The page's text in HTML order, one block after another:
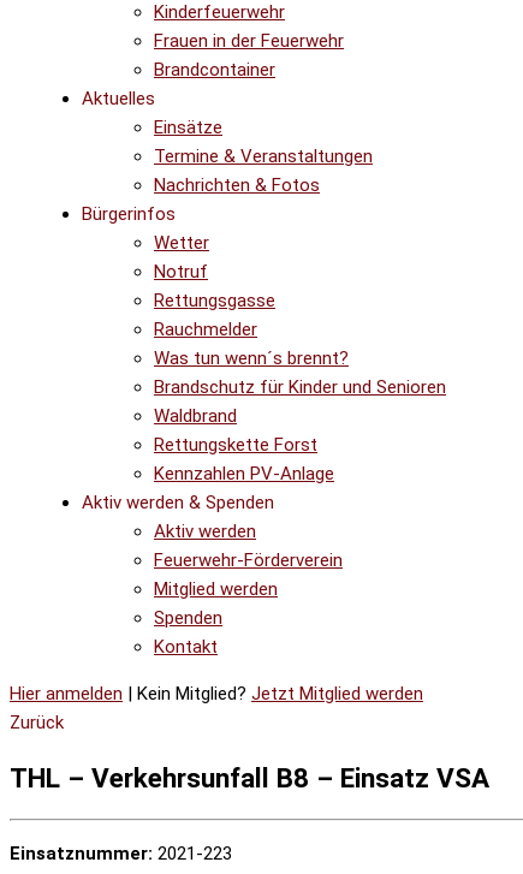
Kinderfeuerwehr
Frauen in der Feuerwehr
Brandcontainer
Aktuelles
Einsätze
Termine & Veranstaltungen
Nachrichten & Fotos
Bürgerinfos
Wetter
Notruf
Rettungsgasse
Rauchmelder
Was tun wenn´s brennt?
Brandschutz für Kinder und Senioren
Waldbrand
Rettungskette Forst
Kennzahlen PV-Anlage
Aktiv werden & Spenden
Aktiv werden
Feuerwehr-Förderverein
Mitglied werden
Spenden
Kontakt
Hier anmelden | Kein Mitglied? Jetzt Mitglied werden
Zurück
THL – Verkehrsunfall B8 – Einsatz VSA
Einsatznummer: 2021-223